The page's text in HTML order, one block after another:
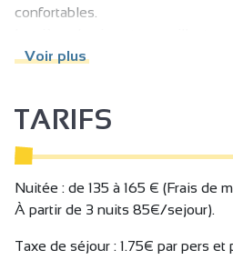
confortables.
lumière.
Restaurants, viticulteurs, cavistes
proximité.
Gare de Tain l’Hermitage à 5 mn à
Parking privé sur demande selon
capacité totale de 16 personnes.
Voir plus
TARIFS
Nuitée : de 135 à 165 € (Frais de
À partir de 3 nuits 85€/sejour).
Taxe de séjour : 1.75€ par pers et